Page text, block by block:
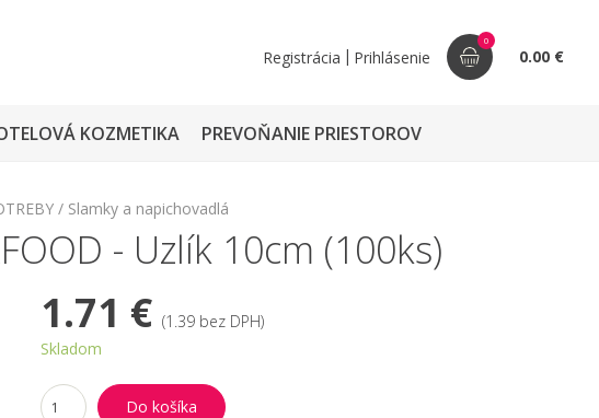
Registrácia | Prihlásenie
0
0.00 €
KOZMETIKA PREVOŇANIE PRIESTOROV
Slamky a napichovadlá
- Uzlík 10cm (100ks)
1.71 €(1.39 bez DPH)
Skladom
Do košíka